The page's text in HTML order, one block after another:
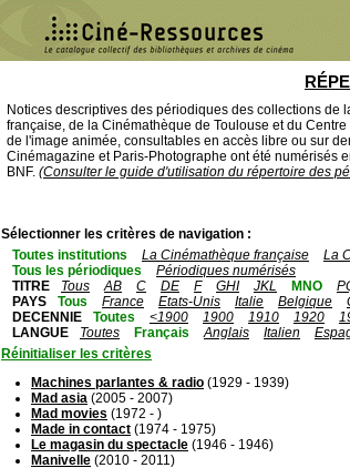
Notices descriptives des périodiques des collections de
française, de la Cinémathèque de Toulouse et du
de l'image animée, consultables en accès libre ou sur
Cinémagazine et Paris-Photographe ont été numérisés
BNF. (Consulter le guide d'utilisation du répertoire des
Sélectionner les critères de navigation :
Toutes institutions
La Cinémathèque française La
Tous les périodiques
Périodiques numérisés
TITRE
Tous AB C DE F GHI JKL MNO
PAYS
Tous France Etats-Unis Italie Belgique
DECENNIE
Toutes <1900 1900 1910 1920
LANGUE
Toutes Français Anglais Italien
Réinitialiser les critères
Machines parlantes & radio (1929 - 1939)
Mad asia (2005 - 2007)
Mad movies (1972 - )
Made in contact (1974 - 1975)
Le magasin du spectacle (1946 - 1946)
Manivelle (2010 - 2011)